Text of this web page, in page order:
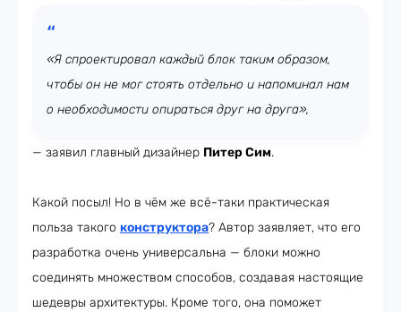
«Я спроектировал каждый блок таким образом,
чтобы он не мог стоять отдельно и напоминал нам
о необходимости опираться друг на друга»,
— заявил главный дизайнер Питер Сим.
Какой посыл! Но в чём же всё-таки практическая
польза такого конструктора? Автор заявляет, что его
разработка очень универсальна — блоки можно
соединять множеством способов, создавая настоящие
шедевры архитектуры. Кроме того, она поможет